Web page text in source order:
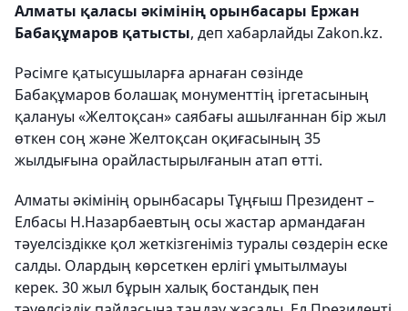
Алматы қаласы әкімінің орынбасары Ержан
Бабақұмаров қатысты, деп хабарлайды Zakon.kz.
Рәсімге қатысушыларға арнаған сөзінде
Бабақұмаров болашақ монументтің іргетасының
қалануы «Желтоқсан» саябағы ашылғаннан бір жыл
өткен соң және Желтоқсан оқиғасының 35
жылдығына орайластырылғанын атап өтті.
Алматы әкімінің орынбасары Тұңғыш Президент –
Елбасы Н.Назарбаевтың осы жастар армандаған
тәуелсіздікке қол жеткізгеніміз туралы сөздерін еске
салды. Олардың көрсеткен ерлігі ұмытылмауы
керек. 30 жыл бұрын халық бостандық пен